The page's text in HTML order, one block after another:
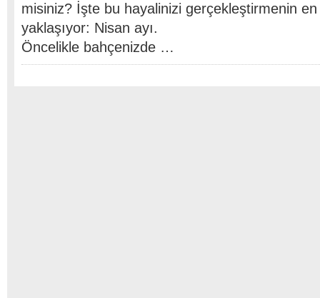
misiniz? İşte bu hayalinizi gerçekleştirmenin en
yaklaşıyor: Nisan ayı.
Öncelikle bahçenizde …